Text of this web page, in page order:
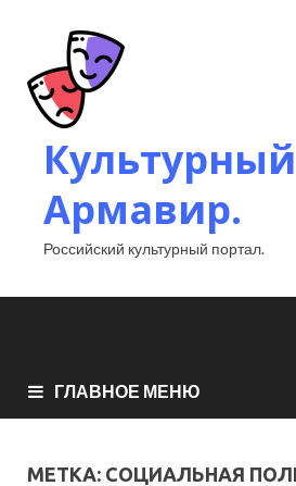
Культурный
Армавир.
Российский культурный портал.
ГЛАВНОЕ МЕНЮ
МЕТКА: СОЦИАЛЬНАЯ